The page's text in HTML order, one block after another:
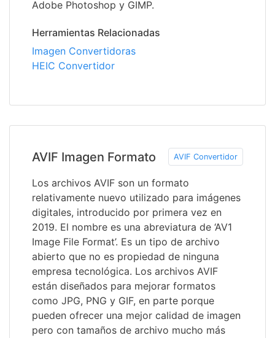
Adobe Photoshop y GIMP.
Herramientas Relacionadas
Imagen Convertidoras
HEIC Convertidor
AVIF Imagen Formato AVIF Convertidor
Los archivos AVIF son un formato
relativamente nuevo utilizado para imágenes
digitales, introducido por primera vez en
2019. El nombre es una abreviatura de ‘AV1
Image File Format’. Es un tipo de archivo
abierto que no es propiedad de ninguna
empresa tecnológica. Los archivos AVIF
están diseñados para mejorar formatos
como JPG, PNG y GIF, en parte porque
pueden ofrecer una mejor calidad de imagen
pero con tamaños de archivo mucho más